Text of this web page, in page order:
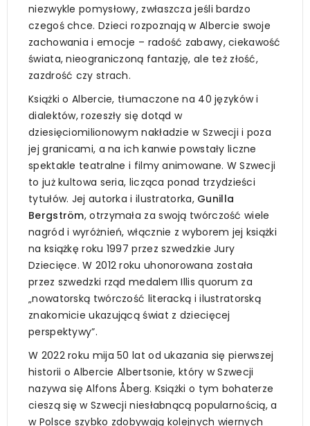
niezwykle pomysłowy, zwłaszcza jeśli bardzo
czegoś chce. Dzieci rozpoznają w Albercie swoje
zachowania i emocje – radość zabawy, ciekawość
świata, nieograniczoną fantazję, ale też złość,
zazdrość czy strach.
Książki o Albercie, tłumaczone na 40 języków i
dialektów, rozeszły się dotąd w
dziesięciomilionowym nakładzie w Szwecji i poza
jej granicami, a na ich kanwie powstały liczne
spektakle teatralne i filmy animowane. W Szwecji
to już kultowa seria, licząca ponad trzydzieści
tytułów. Jej autorka i ilustratorka, Gunilla
Bergström, otrzymała za swoją twórczość wiele
nagród i wyróżnień, włącznie z wyborem jej książki
na książkę roku 1997 przez szwedzkie Jury
Dziecięce. W 2012 roku uhonorowana została
przez szwedzki rząd medalem Illis quorum za
„nowatorską twórczość literacką i ilustratorską
znakomicie ukazującą świat z dziecięcej
perspektywy”.
W 2022 roku mija 50 lat od ukazania się pierwszej
historii o Albercie Albertsonie, który w Szwecji
nazywa się Alfons Åberg. Książki o tym bohaterze
cieszą się w Szwecji niesłabnącą popularnością, a
w Polsce szybko zdobywają kolejnych wiernych